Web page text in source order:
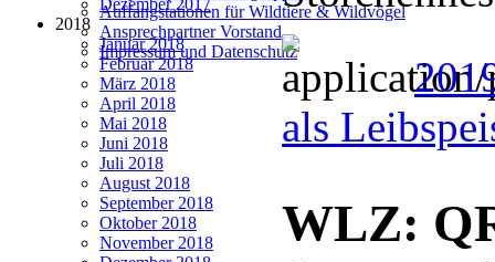
Auffangstationen für Wildtiere & Wildvögel
Ansprechpartner Vorstand
Impressum und Datenschutz
2018
Januar 2018
Februar 2018
März 2018
April 2018
Mai 2018
Juni 2018
Juli 2018
August 2018
September 2018
Oktober 2018
November 2018
als
WLZ: